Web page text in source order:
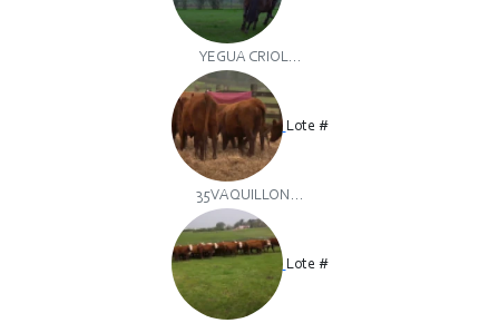
YEGUA CRIOL...
Lote #
35VAQUILLON...
Lote #